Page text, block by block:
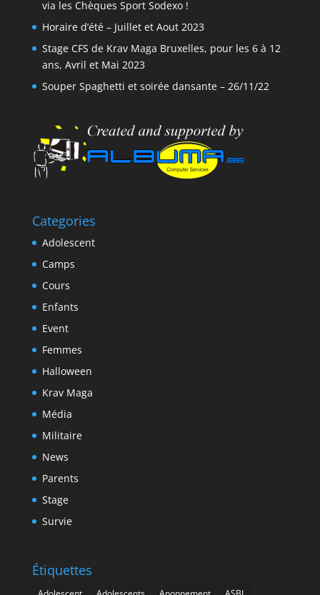
via les Chèques Sport Sodexo !
Horaire d’été – Juillet et Aout 2023
Stage CFS de Krav Maga Bruxelles, pour les 6 à 12
ans, Avril et Mai 2023
Souper Spaghetti et soirée dansante – 26/11/22
Categories
Adolescent
Camps
Cours
Enfants
Event
Femmes
Halloween
Krav Maga
Média
Militaire
News
Parents
Stage
Survie
Étiquettes